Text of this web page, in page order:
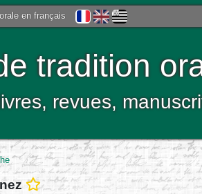
en français
tradition
revues,